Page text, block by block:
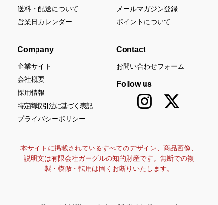
送料・配送について
営業日カレンダー
メールマガジン登録
ポイントについて
Company
企業サイト
会社概要
採用情報
特定商取引法に基づく表記
プライバシーポリシー
Contact
お問い合わせフォーム
Follow us
本サイトに掲載されているすべてのデザイン、商品画像、
説明文は有限会社ガーグルの知的財産です。無断での複
製・模倣・転用は固くお断りいたします。